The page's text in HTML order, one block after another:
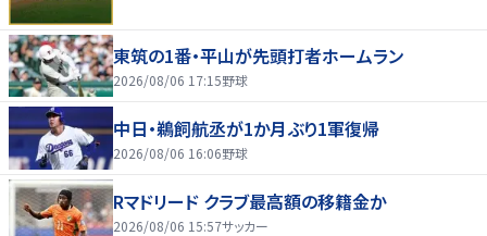
東筑の1番・平山が先頭打者ホームラン
2026/08/06 17:15野球
中日・鵜飼航丞が1か月ぶり1軍復帰
2026/08/06 16:06野球
Rマドリード クラブ最高額の移籍金か
2026/08/06 15:57サッカー